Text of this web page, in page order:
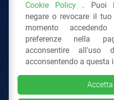
Via San Vittore 36
Tel.: 02
Tutti i diritti riservati
Cookie Policy . Puoi
negare o revocare il
momento
preferenze nella
acconsentire all'uso
acconsentendo a questa